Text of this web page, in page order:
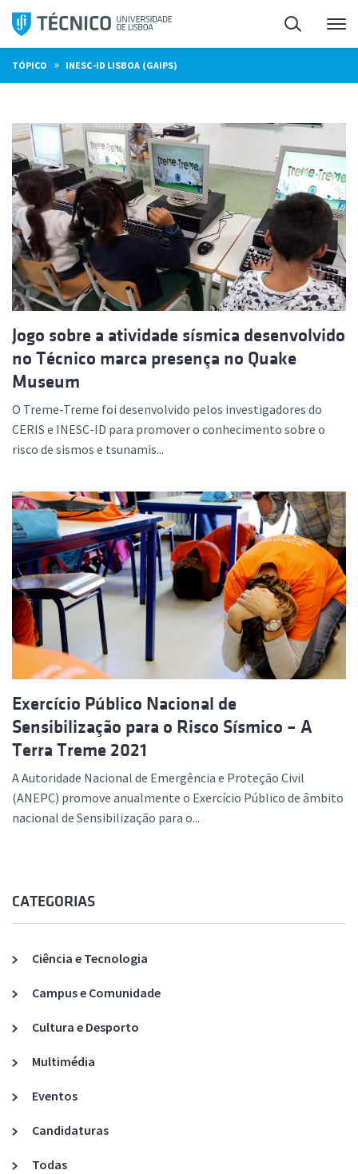
Saltar
para
o
conteúdo
Pesquisa
TÓPICO » INESC-ID LISBOA (GAIPS)
Jogo sobre a atividade sísmica desenvolvido
no Técnico marca presença no Quake
Museum
O Treme-Treme foi desenvolvido pelos investigadores do
CERIS e INESC-ID para promover o conhecimento sobre o
risco de sismos e tsunamis...
Exercício Público Nacional de
Sensibilização para o Risco Sísmico – A
Terra Treme 2021
A Autoridade Nacional de Emergência e Proteção Civil
(ANEPC) promove anualmente o Exercício Público de âmbito
nacional de Sensibilização para o...
CATEGORIAS
Ciência e Tecnologia
Campus e Comunidade
Cultura e Desporto
Multimédia
Eventos
Candidaturas
Todas